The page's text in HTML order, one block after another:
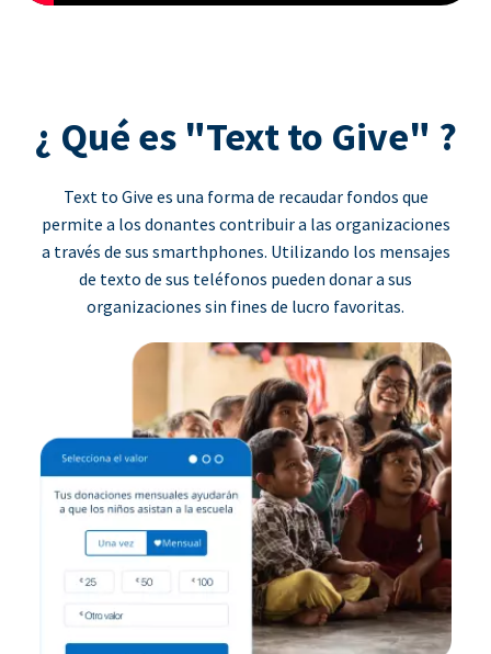
¿ Qué es "Text to Give" ?
Text to Give es una forma de recaudar fondos que
permite a los donantes contribuir a las organizaciones
a través de sus smarthphones. Utilizando los mensajes
de texto de sus teléfonos pueden donar a sus
organizaciones sin fines de lucro favoritas.